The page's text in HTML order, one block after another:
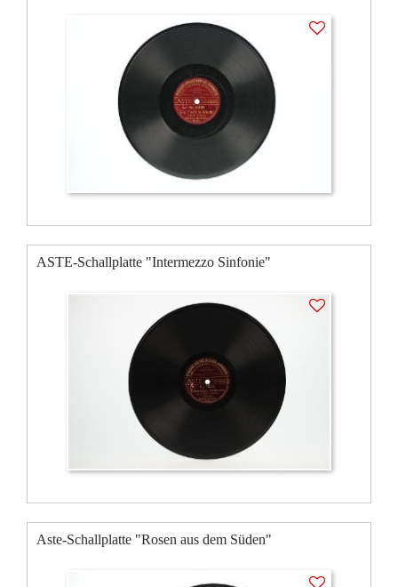
ASTE-Schallplatte "Intermezzo Sinfonie"
Aste-Schallplatte "Rosen aus dem Süden"